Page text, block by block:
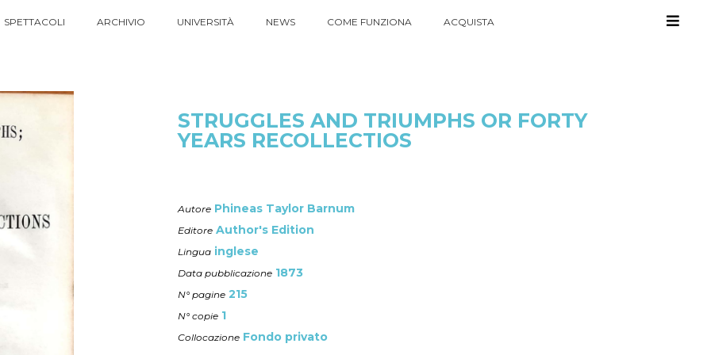
SPETTACOLI ARCHIVIO UNIVERSITÀ NEWS COME FUNZIONA ACQUISTA
STRUGGLES AND TRIUMPHS OR FORTY
YEARS RECOLLECTIOS
Autore Phineas Taylor Barnum
Editore Author's Edition
Lingua inglese
Data pubblicazione 1873
N° pagine 215
N° copie 1
Collocazione Fondo privato